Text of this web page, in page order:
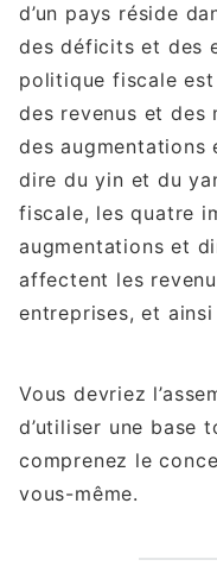
d’un pays réside
des déficits et des
politique fiscale
des revenus et des
des augmentations
dire du yin et du
fiscale, les quatre
augmentations et
affectent les
entreprises, et
Vous devriez
d’utiliser une base
comprenez le
vous-même.